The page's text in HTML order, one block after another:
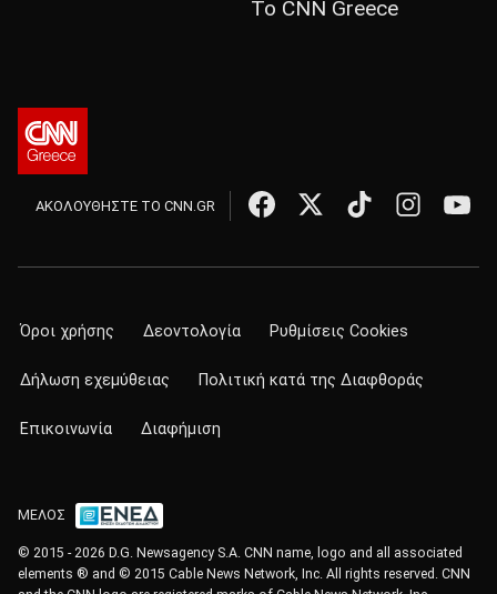
Το CNN Greece
ΑΚΟΛΟΥΘΗΣΤΕ ΤΟ CNN.GR
Όροι χρήσης Δεοντολογία Ρυθμίσεις Cookies
Δήλωση εχεμύθειας Πολιτική κατά της Διαφθοράς
Επικοινωνία Διαφήμιση
ΜΕΛΟΣ
© 2015 - 2026 D.G. Newsagency S.A. CNN name, logo and all associated
elements ® and © 2015 Cable News Network, Inc. All rights reserved. CNN